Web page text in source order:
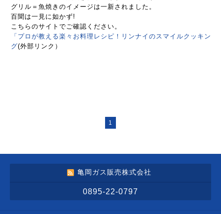
グリル＝魚焼きのイメージは一新されました。
百聞は一見に如かず!
こちらのサイトでご確認ください。
「プロが教える楽々お料理レシピ！リンナイのスマイルクッキン
グ(外部リンク）
1
亀岡ガス販売株式会社
0895-22-0797